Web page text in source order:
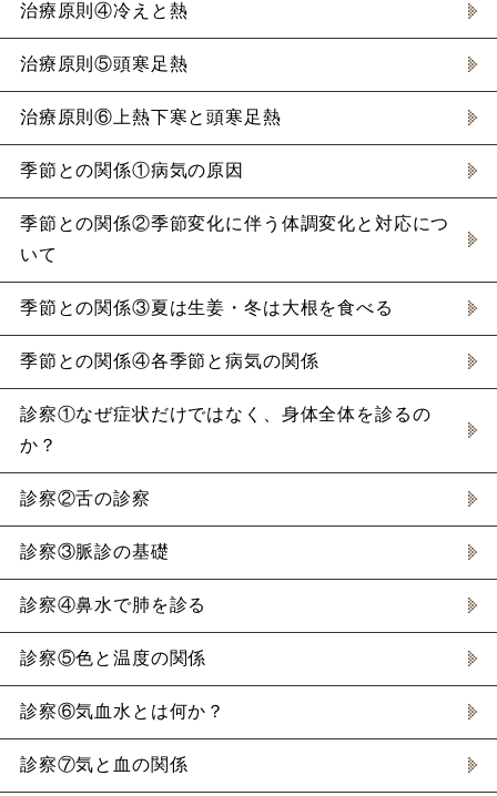
治療原則④冷えと熱
治療原則⑤頭寒足熱
治療原則⑥上熱下寒と頭寒足熱
季節との関係①病気の原因
季節との関係②季節変化に伴う体調変化と対応につ
いて
季節との関係③夏は生姜・冬は大根を食べる
季節との関係④各季節と病気の関係
診察①なぜ症状だけではなく、身体全体を診るの
か？
診察②舌の診察
診察③脈診の基礎
診察④鼻水で肺を診る
診察⑤色と温度の関係
診察⑥気血水とは何か？
診察⑦気と血の関係